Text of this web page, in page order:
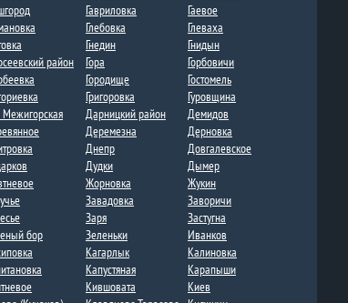
Гавриловка
Гаевое
Глебовка​
Глеваха
Гнедин
Гнидын
район Гора
Горбовичи
Городище
Гостомель
Григоровка
Гуровщина
Межигорская​ Дарницкий район
Демидов
Деремезна​​
Дерновка
Днепр
Довгалевское
Дудки
Дыме​р
Жорновка​
Жукин
Завадовка
Заворичи
Заря
Застугна​
бор Зеленьки
Иванков
Кагарлык
Калиновка
Капустяная
Карапыши
Кившовата
Киев